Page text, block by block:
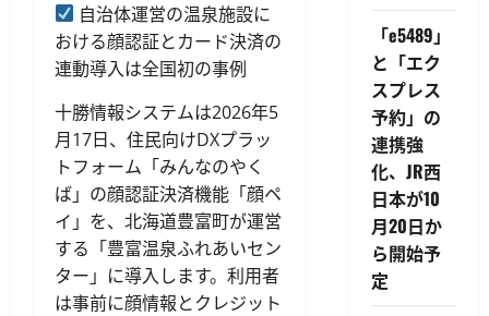
自治体運営の温泉施設に
おける顔認証とカード決済の
連動導入は全国初の事例
十勝情報システムは2026年5
月17日、住民向けDXプラッ
トフォーム「みんなのやく
ば」の顔認証決済機能「顔ペ
イ」を、北海道豊富町が運営
する「豊富温泉ふれあいセン
ター」に導入します。利用者
は事前に顔情報とクレジット
「e5489」
と「エク
スプレス
予約」の
連携強
化、JR西
日本が10
月20日か
ら開始予
定